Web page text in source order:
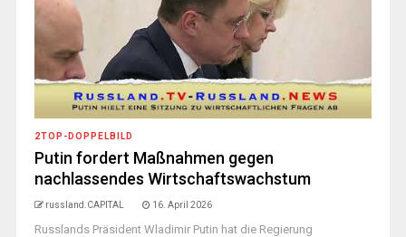
2TOP-DOPPELBILD
Putin fordert Maßnahmen gegen
nachlassendes Wirtschaftswachstum
russland.CAPITAL 16. April 2026
Russlands Präsident Wladimir Putin hat die Regierung